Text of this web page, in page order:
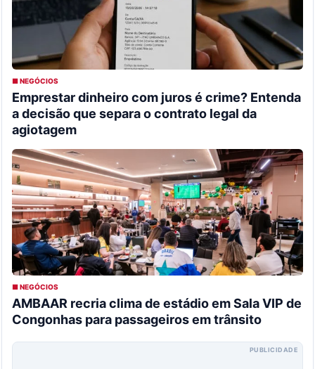
■ NEGÓCIOS
Emprestar dinheiro com juros é crime? Entenda
a decisão que separa o contrato legal da
agiotagem
■ NEGÓCIOS
AMBAAR recria clima de estádio em Sala VIP de
Congonhas para passageiros em trânsito
PUBLICIDADE